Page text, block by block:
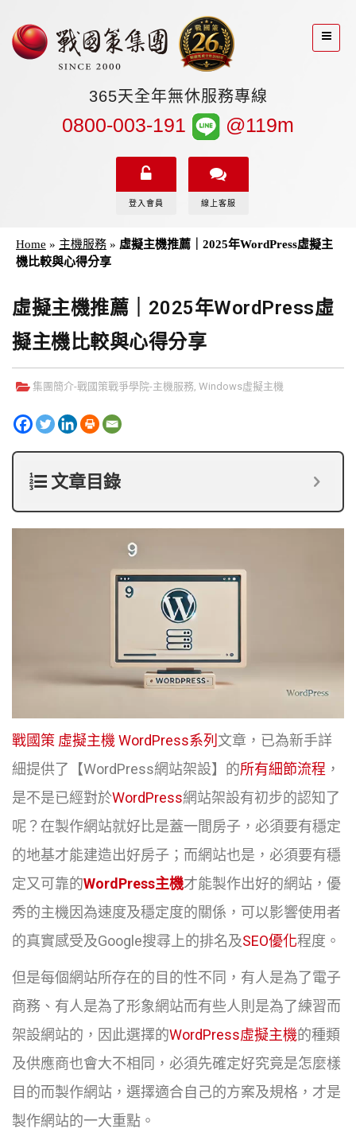
365天全年無休服務專線
0800-003-191 @119m
登入會員 線上客服
Home » 主機服務 » 虛擬主機推薦｜2025年WordPress虛擬主
機比較與心得分享
虛擬主機推薦｜2025年WordPress虛
擬主機比較與心得分享
集團簡介-戰國策戰爭學院-主機服務, Windows虛擬主機
文章目錄
戰國策 虛擬主機WordPress系列 文章，已為新手詳
細提供了【WordPress網站架設】的所有細節流程 ，
是不是已經對於WordPress網站架設有初步的認知了
呢？在製作網站就好比是蓋一間房子，必須要有穩定
的地基才能建造出好房子；而網站也是，必須要有穩
定又可靠的WordPress主機才能製作出好的網站，優
秀的主機因為速度及穩定度的關係，可以影響使用者
的真實感受及Google搜尋上的排名及SEO優化程度。
但是每個網站所存在的目的性不同，有人是為了電子
商務、有人是為了形象網站而有些人則是為了練習而
架設網站的，因此選擇的WordPress虛擬主機的種類
及供應商也會大不相同，必須先確定好究竟是怎麼樣
目的而製作網站，選擇適合自己的方案及規格，才是
製作網站的一大重點。